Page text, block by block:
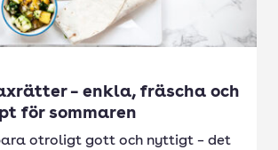
– enkla, fräscha och
för sommaren
otroligt gott och nyttigt – det